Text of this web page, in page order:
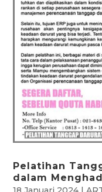
Pelatihan
dalam